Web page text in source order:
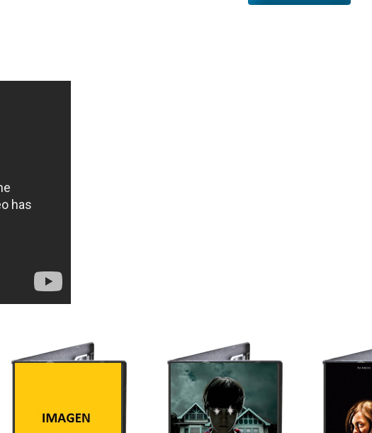
Julia es una joven
enfermera que vive en un
INSIDIOUS
http://www.filmaffinity.com/es/evideos.php?
movie_id=760103